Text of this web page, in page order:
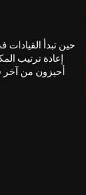
حين تبدأ القيادات
إعادة ترتيب
أحيزون من آخر